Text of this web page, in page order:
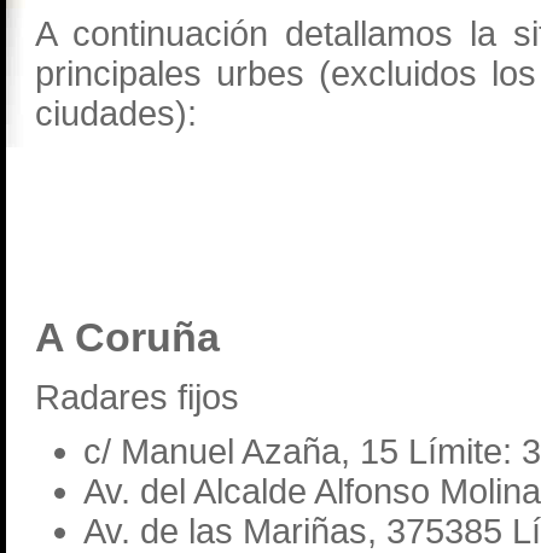
A continuación detallamos la
principales urbes (excluidos
ciudades):
A Coruña
Radares fijos
c/ Manuel Azaña, 15 Límite:
Av. del Alcalde Alfonso
Av. de las Mariñas, 375385